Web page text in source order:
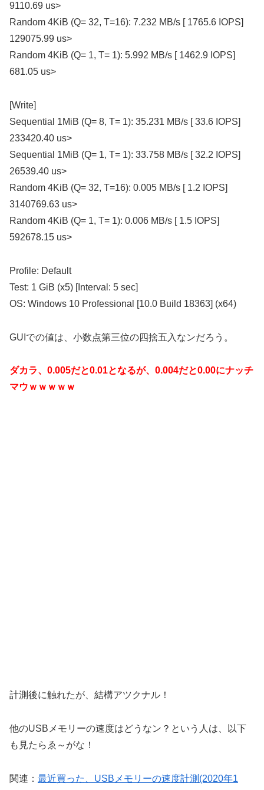
9110.69 us>
Random 4KiB (Q= 32, T=16): 7.232 MB/s [ 1765.6 IOPS]
129075.99 us>
Random 4KiB (Q= 1, T= 1): 5.992 MB/s [ 1462.9 IOPS]
681.05 us>
[Write]
Sequential 1MiB (Q= 8, T= 1): 35.231 MB/s [ 33.6 IOPS]
233420.40 us>
Sequential 1MiB (Q= 1, T= 1): 33.758 MB/s [ 32.2 IOPS]
26539.40 us>
Random 4KiB (Q= 32, T=16): 0.005 MB/s [ 1.2 IOPS]
3140769.63 us>
Random 4KiB (Q= 1, T= 1): 0.006 MB/s [ 1.5 IOPS]
592678.15 us>
Profile: Default
Test: 1 GiB (x5) [Interval: 5 sec]
OS: Windows 10 Professional [10.0 Build 18363] (x64)
GUIでの値は、小数点第三位の四捨五入なンだろう。
ダカラ、0.005だと0.01となるが、0.004だと0.00にナッチ
マウｗｗｗｗｗ
計測後に触れたが、結構アツクナル！
他のUSBメモリーの速度はどうなン？という人は、以下
も見たらゑ～がな！
関連： 最近買った、USBメモリーの速度計測(2020年1